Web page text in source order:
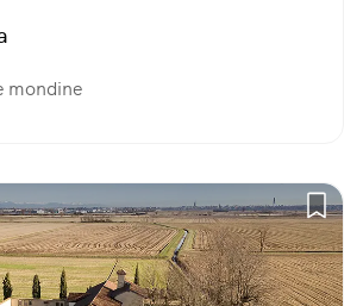
mondine